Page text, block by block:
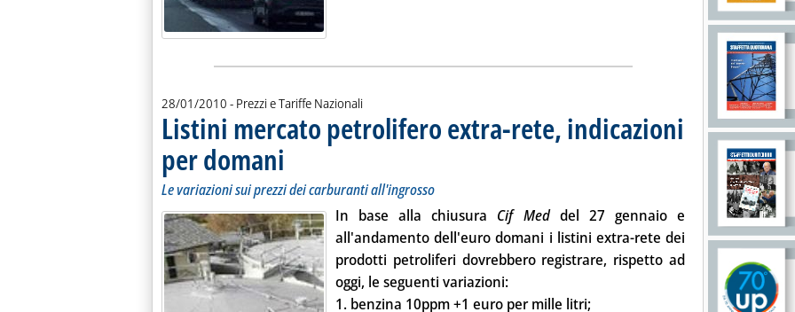
28/01/2010 - Prezzi e Tariffe Nazionali
Listini mercato petrolifero extra-rete, indicazioni
per domani . Sottotitolo: Le variazioni sui prezzi dei carburanti all'ingrosso
. Pubblicata giovedì 28 gennaio 2010 alle 9.19.
Le variazioni sui prezzi dei carburanti all'ingrosso
In base alla chiusura Cif Med del 27 gennaio e
all'andamento dell'euro domani i listini extra-rete dei
prodotti petroliferi dovrebbero registrare, rispetto ad
oggi, le seguenti variazioni:
1. benzina 10ppm+1 euro per mille litri;